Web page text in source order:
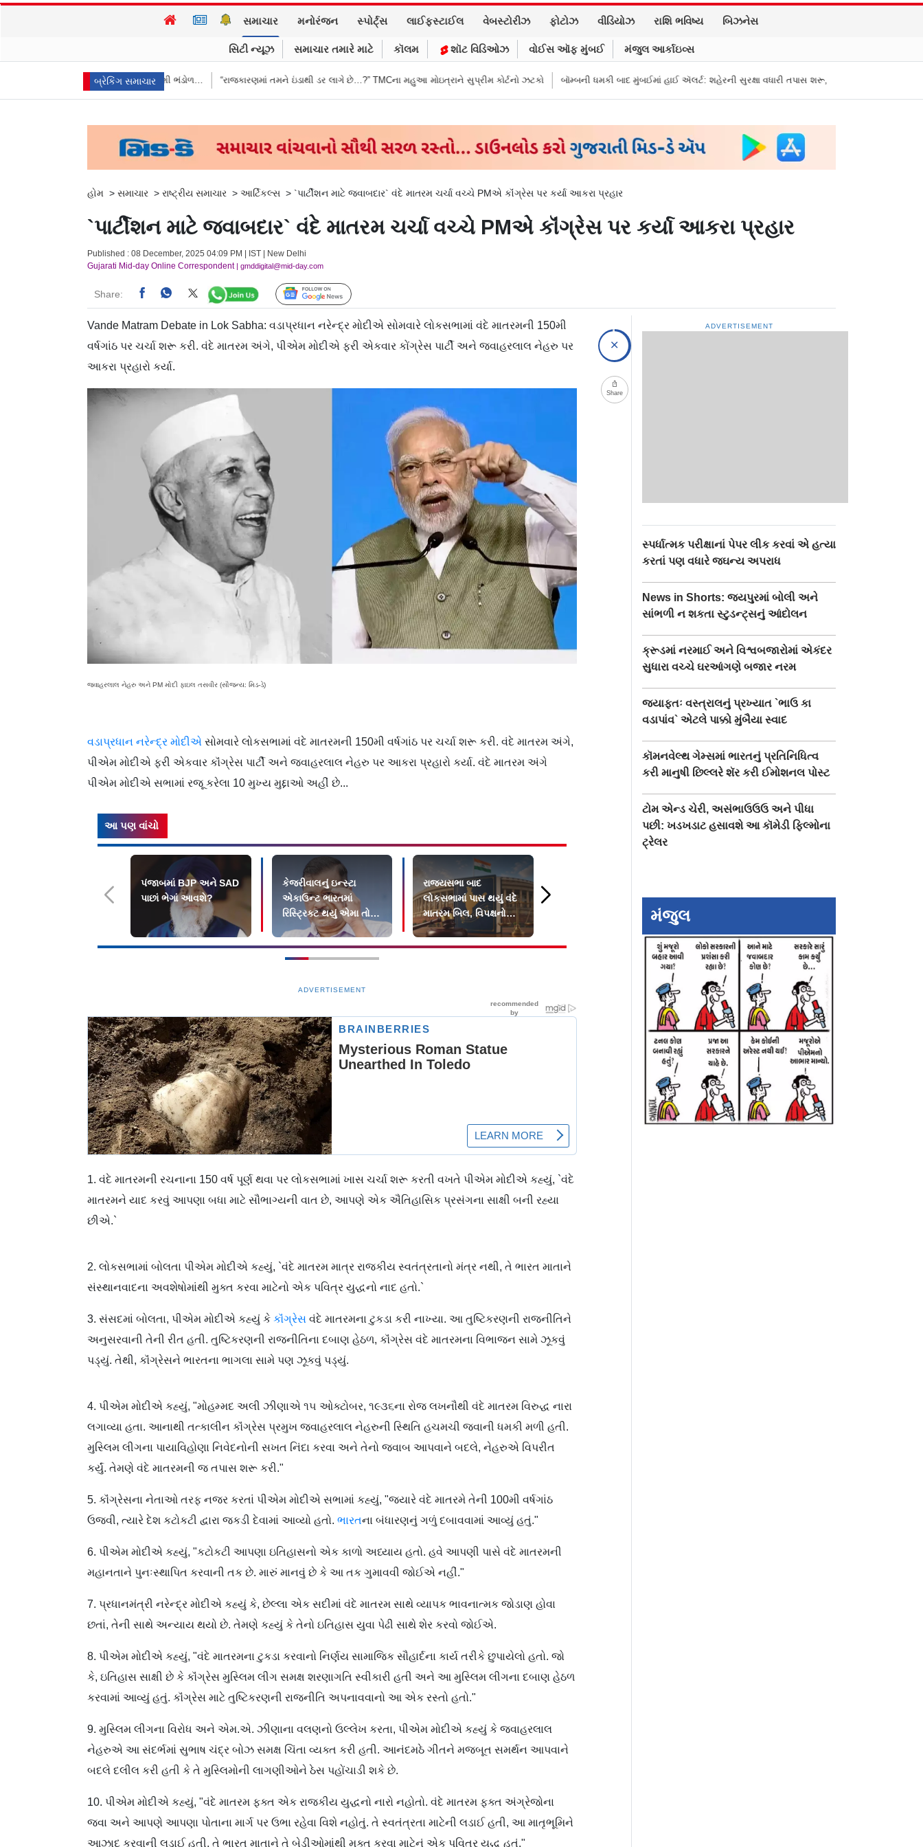
સમાચાર મનોરંજન સ્પોર્ટ્સ લાઈફસ્ટાઈલ વેબસ્ટોરીઝ ફોટોઝ વીડિયોઝ રાશિ ભવિષ્ય બિઝનેસ
સિટી ન્યૂઝ સમાચાર તમારે માટે કૉલમ શૉટ વિડિઓઝ વોઈસ ઑફ મુંબઈ મંજુલ આર્કાઇવ્સ
બ્રેકિંગ સમાચાર
આપ્યો જવાબ, કહ્યું વિદેશી ભંડોળ… “રાજકારણમાં તમને ઇંડાથી ડર લાગે છે…?” TMCના મહુઆ મોઇત્રાને સુપ્રીમ કોર્ટનો ઝટકો બૉમ્બની ધમકી બાદ મુંબઈમાં હાઈ ઍલર્ટ: શહેરની સુરક્ષા વધારી તપાસ શરૂ, જુઓ તસવીરો
હોમ > સમાચાર > રાષ્ટ્રીય સમાચાર > આર્ટિકલ્સ > `પાર્ટીશન માટે જવાબદાર` વંદે માતરમ ચર્ચા વચ્ચે PMએ કૉંગ્રેસ પર કર્યા આકરા પ્રહાર
`પાર્ટીશન માટે જવાબદાર` વંદે માતરમ ચર્ચા વચ્ચે PMએ કૉંગ્રેસ પર કર્યા આકરા પ્રહાર
Published : 08 December, 2025 04:09 PM | IST | New Delhi
Gujarati Mid-day Online Correspondent| gmddigital@mid-day.com
Share: Follow Us
Vande Matram Debate in Lok Sabha: વડાપ્રધાન નરેન્દ્ર મોદીએ સોમવારે લોકસભામાં વંદે માતરમની 150મી
વર્ષગાંઠ પર ચર્ચા શરૂ કરી. વંદે માતરમ અંગે, પીએમ મોદીએ ફરી એકવાર કોંગ્રેસ પાર્ટી અને જવાહરલાલ નેહરુ પર
આકરા પ્રહારો કર્યા.
જવાહરલાલ નેહરુ અને PM મોદી ફાઇલ તસવીર (સૌજન્ય: મિડ-ડે)
વડાપ્રધાન નરેન્દ્ર મોદીએ સોમવારે લોકસભામાં વંદે માતરમની 150મી વર્ષગાંઠ પર ચર્ચા શરૂ કરી. વંદે માતરમ અંગે,
પીએમ મોદીએ ફરી એકવાર કૉંગ્રેસ પાર્ટી અને જવાહરલાલ નેહરુ પર આકરા પ્રહારો કર્યા. વંદે માતરમ અંગે
પીએમ મોદીએ સભામાં રજૂ કરેલા 10 મુખ્ય મુદ્દાઓ અહીં છે...
આ પણ વાંચો
પંજાબમાં BJP અને SAD
પાછાં ભેગાં આવશે?
કેજરીવાલનું ઇન્સ્ટા
એકાઉન્ટ ભારતમાં
રિસ્ટ્રિક્ટ થયું એમા તો
PM મોદીને સંભળાવ્યું
રાજ્યસભા બાદ
લોકસભામાં પાસ થયું વંદે
માતરમ બિલ, વિપક્ષનો
જોરદાર હોબાળો
અથવા અક્ષમ છે, નરેન્દ્ર
મોદી તેમને બરખાસ્ત કરે
નાખનારો બોફર્સ કેસ ૪૦
ADVERTISEMENT
1. વંદે માતરમની રચનાના 150 વર્ષ પૂર્ણ થવા પર લોકસભામાં ખાસ ચર્ચા શરૂ કરતી વખતે પીએમ મોદીએ કહ્યું, `વંદે
માતરમને યાદ કરવું આપણા બધા માટે સૌભાગ્યની વાત છે, આપણે એક ઐતિહાસિક પ્રસંગના સાક્ષી બની રહ્યા
છીએ.`
2. લોકસભામાં બોલતા પીએમ મોદીએ કહ્યું, `વંદે માતરમ માત્ર રાજકીય સ્વતંત્રતાનો મંત્ર નથી, તે ભારત માતાને
સંસ્થાનવાદના અવશેષોમાંથી મુક્ત કરવા માટેનો એક પવિત્ર યુદ્ધનો નાદ હતો.`
3. સંસદમાં બોલતા, પીએમ મોદીએ કહ્યું કે કૉંગ્રેસ વંદે માતરમના ટુકડા કરી નાખ્યા. આ તુષ્ટિકરણની રાજનીતિને
અનુસરવાની તેની રીત હતી. તુષ્ટિકરણની રાજનીતિના દબાણ હેઠળ, કૉંગ્રેસ વંદે માતરમના વિભાજન સામે ઝૂકવું
પડ્યું. તેથી, કૉંગ્રેસને ભારતના ભાગલા સામે પણ ઝૂકવું પડ્યું.
4. પીએમ મોદીએ કહ્યું, "મોહમ્મદ અલી ઝીણાએ ૧૫ ઓક્ટોબર, ૧૯૩૬ના રોજ લખનૌથી વંદે માતરમ વિરુદ્ધ નારા
લગાવ્યા હતા. આનાથી તત્કાલીન કૉંગ્રેસ પ્રમુખ જવાહરલાલ નેહરુની સ્થિતિ હચમચી જવાની ધમકી મળી હતી.
મુસ્લિમ લીગના પાયાવિહોણા નિવેદનોની સખત નિંદા કરવા અને તેનો જવાબ આપવાને બદલે, નેહરુએ વિપરીત
કર્યું. તેમણે વંદે માતરમની જ તપાસ શરૂ કરી."
5. કૉંગ્રેસના નેતાઓ તરફ નજર કરતાં પીએમ મોદીએ સભામાં કહ્યું, "જ્યારે વંદે માતરમે તેની 100મી વર્ષગાંઠ
ઉજવી, ત્યારે દેશ કટોકટી દ્વારા જકડી દેવામાં આવ્યો હતો. ભારતના બંધારણનું ગળું દબાવવામાં આવ્યું હતું."
6. પીએમ મોદીએ કહ્યું, "કટોકટી આપણા ઇતિહાસનો એક કાળો અધ્યાય હતો. હવે આપણી પાસે વંદે માતરમની
મહાનતાને પુનઃસ્થાપિત કરવાની તક છે. મારું માનવું છે કે આ તક ગુમાવવી જોઈએ નહીં."
7. પ્રધાનમંત્રી નરેન્દ્ર મોદીએ કહ્યું કે, છેલ્લા એક સદીમાં વંદે માતરમ સાથે વ્યાપક ભાવનાત્મક જોડાણ હોવા
છતાં, તેની સાથે અન્યાય થયો છે. તેમણે કહ્યું કે તેનો ઇતિહાસ યુવા પેઢી સાથે શેર કરવો જોઈએ.
8. પીએમ મોદીએ કહ્યું, "વંદે માતરમના ટુકડા કરવાનો નિર્ણય સામાજિક સૌહાર્દના કાર્ય તરીકે છુપાયેલો હતો. જો
કે, ઇતિહાસ સાક્ષી છે કે કૉંગ્રેસ મુસ્લિમ લીગ સમક્ષ શરણાગતિ સ્વીકારી હતી અને આ મુસ્લિમ લીગના દબાણ હેઠળ
કરવામાં આવ્યું હતું. કૉંગ્રેસ માટે તુષ્ટિકરણની રાજનીતિ અપનાવવાનો આ એક રસ્તો હતો."
9. મુસ્લિમ લીગના વિરોધ અને એમ.એ. ઝીણાના વલણનો ઉલ્લેખ કરતા, પીએમ મોદીએ કહ્યું કે જવાહરલાલ
નેહરુએ આ સંદર્ભમાં સુભાષ ચંદ્ર બોઝ સમક્ષ ચિંતા વ્યક્ત કરી હતી. આનંદમઠે ગીતને મજબૂત સમર્થન આપવાને
બદલે દલીલ કરી હતી કે તે મુસ્લિમોની લાગણીઓને ઠેસ પહોંચાડી શકે છે.
10. પીએમ મોદીએ કહ્યું, "વંદે માતરમ ફક્ત એક રાજકીય યુદ્ધનો નારો નહોતો. વંદે માતરમ ફક્ત અંગ્રેજોના
જવા અને આપણે આપણા પોતાના માર્ગ પર ઉભા રહેવા વિશે નહોતું. તે સ્વતંત્રતા માટેની લડાઈ હતી, આ માતૃભૂમિને
આઝાદ કરવાની લડાઈ હતી. તે ભારત માતાને તે બેડીઓમાંથી મુક્ત કરવા માટેનું એક પવિત્ર યુદ્ધ હતું."
Share
ADVERTISEMENT
સ્પર્ધાત્મક પરીક્ષાનાં પેપર લીક કરવાં એ હત્યા
કરતાં પણ વધારે જઘન્ય અપરાધ
News in Shorts: જયપુરમાં બોલી અને
સાંભળી ન શકતા સ્ટુડન્ટ્સનું આંદોલન
ક્રૂડમાં નરમાઈ અને વિશ્વબજારોમાં એકંદર
સુધારા વચ્ચે ઘરઆંગણે બજાર નરમ
જ્યાફતઃ વસ્ત્રાલનું પ્રખ્યાત `ભાઉ કા
વડાપાંવ` એટલે પાક્કો મુંબૈયા સ્વાદ
કૉમનવેલ્થ ગેમ્સમાં ભારતનું પ્રતિનિધિત્વ
કરી માનુષી છિલ્લરે શૅર કરી ઈમોશનલ પોસ્ટ
ટોમ એન્ડ ચેરી, અસંભાઉઉઉ અને પીધા
પછી: ખડખડાટ હસાવશે આ કૉમેડી ફિલ્મોના
ટ્રેલર
મંજુલ